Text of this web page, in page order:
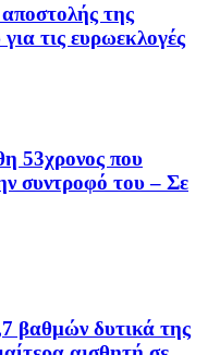
της
τις ευρωεκλογές
53χρονος που
συντροφό του – Σε
βαθμών δυτικά της